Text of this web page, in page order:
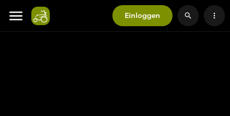
Einloggen